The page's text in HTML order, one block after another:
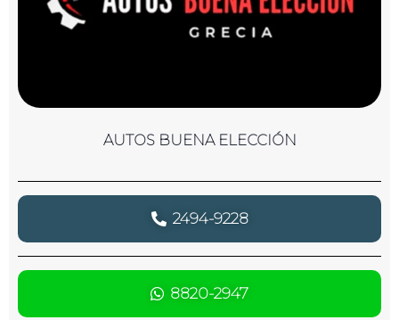
AUTOS BUENA ELECCIÓN
2494-9228
8820-2947